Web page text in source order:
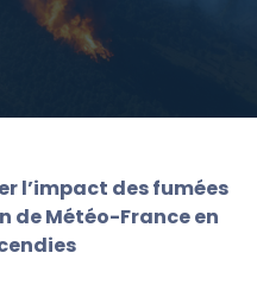
l’impact des fumées
de Météo-France en